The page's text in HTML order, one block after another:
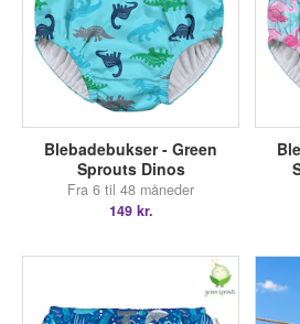
Blebadebukser - Green
Sprouts Dinos
Fra 6 til 48 måneder
149 kr.